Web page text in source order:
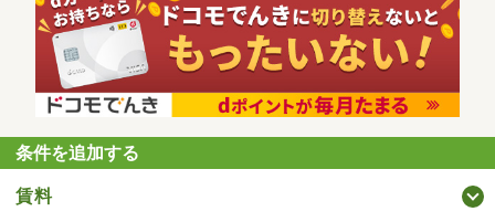
条件を追加する
賃料